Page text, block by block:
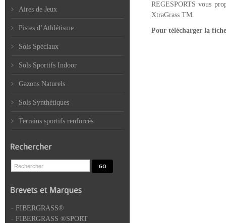
REGESPORTS vous
XtraGrass TM.
Pour télécharger la
Aires de Jeux
Pistes d’Athlétisme
Sols Spéciaux
Sols Sportifs Indoor
Gazons Naturels
Sols Synthétiques
Terrains sportifs renforcés
- FIBERGRASS®
- FIBERGRASS ®SPORT